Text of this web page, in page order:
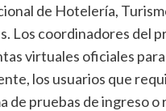
de Hotelería,
Los coordinadores del
virtuales oficiales
los usuarios que
de pruebas de ingreso